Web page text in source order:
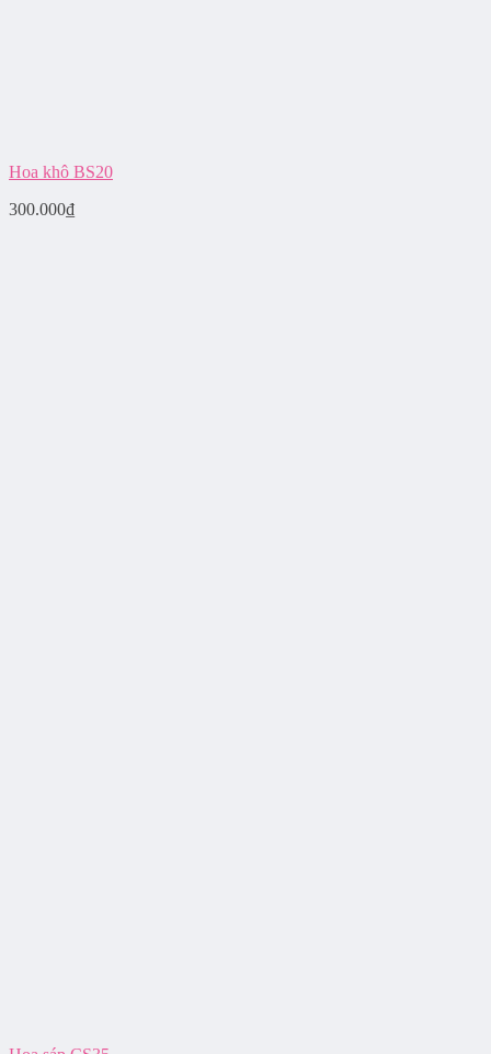
Hoa khô BS20
300.000₫